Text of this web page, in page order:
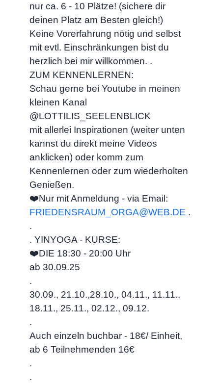
nur ca. 6 - 10 Plätze! (sichere dir
deinen Platz am Besten gleich!)
Keine Vorerfahrung nötig und selbst
mit evtl. Einschränkungen bist du
herzlich bei mir willkommen. .
ZUM KENNENLERNEN:
Schau gerne bei Youtube in meinen
kleinen Kanal
@LOTTILIS_SEELENBLICK
mit allerlei Inspirationen (weiter unten
kannst du direkt meine Videos
anklicken) oder komm zum
Kennenlernen oder zum wiederholten
Genießen.
❤️Nur mit Anmeldung - via Email:
FRIEDENSRAUM_ORGA@WEB.DE .
.
. YINYOGA - KURSE:
❤️DIE 18:30 - 20:00 Uhr
ab 30.09.25
.
30.09., 21.10.,28.10., 04.11., 11.11.,
18.11., 25.11., 02.12., 09.12.
.
Auch einzeln buchbar - 18€/ Einheit,
ab 6 Teilnehmenden 16€
.
.